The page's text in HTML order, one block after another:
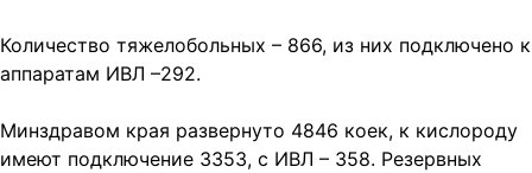
Количество тяжелобольных – 866, из них подключено к
аппаратам ИВЛ –292.
Минздравом края развернуто 4846 коек, к кислороду
имеют подключение 3353, с ИВЛ – 358. Резервных